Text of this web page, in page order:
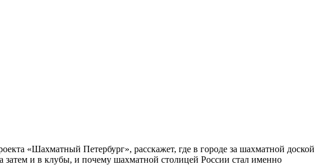
«Шахматный Петербург», расскажет, где в городе за шахматной доской
затем и в клубы, и почему шахматной столицей России стал именно